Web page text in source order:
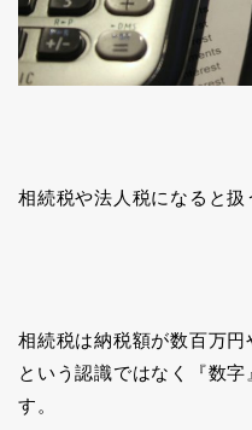
相続税や法人税になると扱
相続税は納税額が数百万
という認識ではなく『数
す。